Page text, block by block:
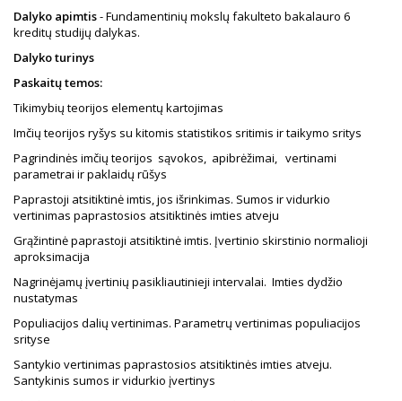
Dalyko apimtis- Fundamentinių mokslų fakulteto bakalauro 6
kreditų studijų dalykas.
Dalyko turinys
Paskaitų temos:
Tikimybių teorijos elementų kartojimas
Imčių teorijos ryšys su kitomis statistikos sritimis ir taikymo sritys
Pagrindinės imčių teorijos sąvokos, apibrėžimai, vertinami
parametrai ir paklaidų rūšys
Paprastoji atsitiktinė imtis, jos išrinkimas. Sumos ir vidurkio
vertinimas paprastosios atsitiktinės imties atveju
Grąžintinė paprastoji atsitiktinė imtis. Įvertinio skirstinio normalioji
aproksimacija
Nagrinėjamų įvertinių pasikliautinieji intervalai. Imties dydžio
nustatymas
Populiacijos dalių vertinimas. Parametrų vertinimas populiacijos
srityse
Santykio vertinimas paprastosios atsitiktinės imties atveju.
Santykinis sumos ir vidurkio įvertinys